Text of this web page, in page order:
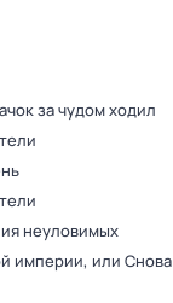
за чудом ходил
нeуловимых
империи, или Снова